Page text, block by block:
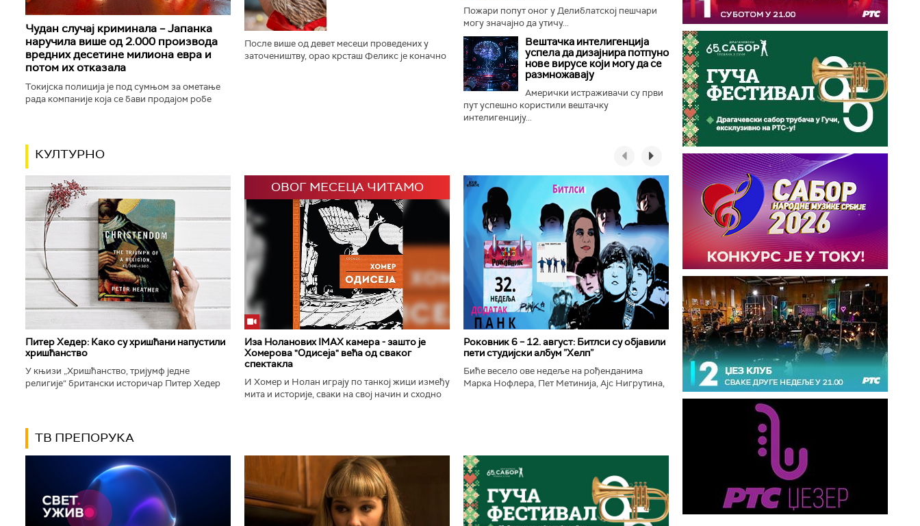
Чудан случај криминала – Јапанка
наручила више од 2.000 производа
вредних десетине милиона евра и
потом их отказала
Токијска полиција је под сумњом за ометање
рада компаније која се бави продајом робе
После више од девет месеци проведених у
заточеништву, орао крсташ Феликс је коначно
Пожари попут оног у Делиблатској пешчари
могу значајно да утичу...
Вештачка интелигенција
успела да дизајнира потпуно
нове вирусе који могу да се
размножавају
Амерички истраживачи су први
пут успешно користили вештачку
интелигенцију...
КУЛТУРНО
Питер Хедер: Како су хришћани напустили
хришћанство
У књизи „Хришћанство, тријумф једне
религије“ британски историчар Питер Хедер
ОВОГ МЕСЕЦА ЧИТАМО
Иза Ноланових IMAX камера - зашто је
Хомерова "Одисеја" већа од сваког
спектакла
И Хомер и Нолан играју по танкој жици између
мита и историје, сваки на свој начин и сходно
Роковник 6 – 12. август: Битлси су објавили
пети студијски албум ”Хелп”
Биће весело ове недеље на рођенданима
Марка Нофлера, Пет Метинија, Ајс Нигрутина,
ТВ ПРЕПОРУКА